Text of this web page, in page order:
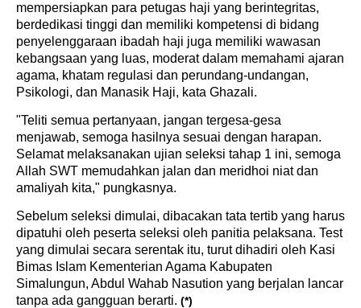
mempersiapkan para petugas haji yang berintegritas,
berdedikasi tinggi dan memiliki kompetensi di bidang
penyelenggaraan ibadah haji juga memiliki wawasan
kebangsaan yang luas, moderat dalam memahami ajaran
agama, khatam regulasi dan perundang-undangan,
Psikologi, dan Manasik Haji, kata Ghazali.
"Teliti semua pertanyaan, jangan tergesa-gesa
menjawab, semoga hasilnya sesuai dengan harapan.
Selamat melaksanakan ujian seleksi tahap 1 ini, semoga
Allah SWT memudahkan jalan dan meridhoi niat dan
amaliyah kita," pungkasnya.
Sebelum seleksi dimulai, dibacakan tata tertib yang harus
dipatuhi oleh peserta seleksi oleh panitia pelaksana. Test
yang dimulai secara serentak itu, turut dihadiri oleh Kasi
Bimas Islam Kementerian Agama Kabupaten
Simalungun, Abdul Wahab Nasution yang berjalan lancar
tanpa ada gangguan berarti. (*)